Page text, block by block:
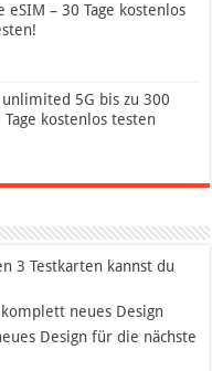
eSIM – 30 Tage kostenlos
5G bis zu 300
kostenlos testen
3 Testkarten kannst du
neues Design
Design für die nächste